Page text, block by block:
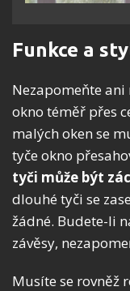
Funkce a
Nezapomeňte ani
okno téměř přes
malých oken se
tyče okno
tyči může být
dlouhé tyči se
žádné. Budete-li
závěsy,
Musíte se rovněž